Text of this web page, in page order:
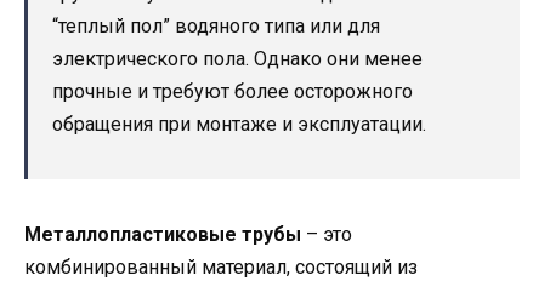
“теплый пол” водяного типа или для
электрического пола. Однако они менее
прочные и требуют более осторожного
обращения при монтаже и эксплуатации.
Металлопластиковые трубы – это
комбинированный материал, состоящий из